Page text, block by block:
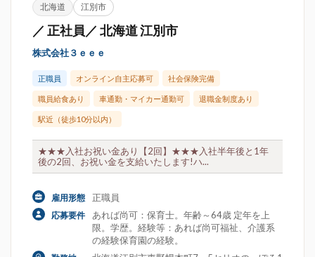
北海道 江別市
／ 正社員／ 北海道 江別市
株式会社３ｅｅｅ
正職員 オンライン自主応募可 社会保険完備
職員給食あり 車通勤・マイカー通勤可 退職金制度あり
駅近（徒歩10分以内）
★★★入社お祝い金あり【2回】★★★入社半年後と1年
後の2回、お祝い金を支給いたします!ハ...
雇用形態 正職員
応募要件
あれば尚可：保育士。年齢～64歳 定年を上
限。学歴。経験等：あれば尚可福祉、介護系
の経験保育園の経験。